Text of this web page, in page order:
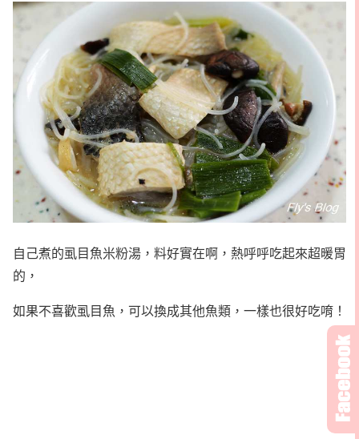
自己煮的虱目魚米粉湯，料好實在啊，熱呼呼吃起來超暖胃
的，
如果不喜歡虱目魚，可以換成其他魚類，一樣也很好吃唷！